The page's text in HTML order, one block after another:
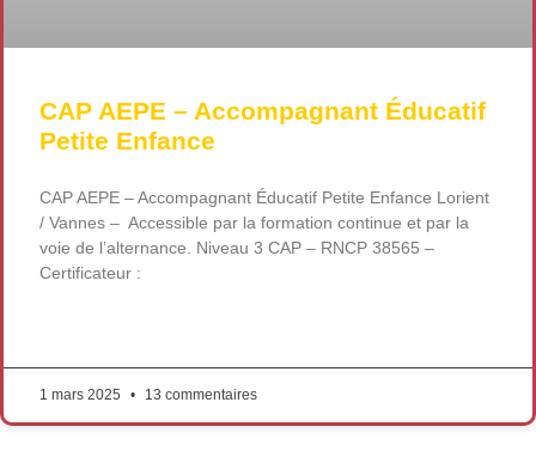
CAP AEPE – Accompagnant Éducatif
Petite Enfance
CAP AEPE – Accompagnant Éducatif Petite Enfance Lorient
/ Vannes – Accessible par la formation continue et par la
voie de l’alternance. Niveau 3 CAP – RNCP 38565 –
Certificateur :
1 mars 2025 13 commentaires